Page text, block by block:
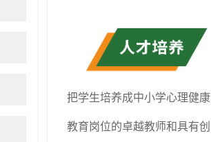
把学生培养成中小学心理健康
教育岗位的卓越教师和具有创